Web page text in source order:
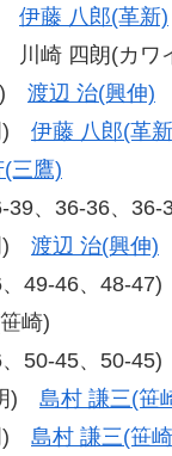
伊藤 八郎(革新)
崎 四朗(カワ
) 渡辺 治(興伸)
) 伊藤 八郎(革
三鷹)
39、36-36、
) 渡辺 治(興伸)
49-46、48-
崎)
50-45、50-
) 島村 謙三(笹
) 島村 謙三(笹